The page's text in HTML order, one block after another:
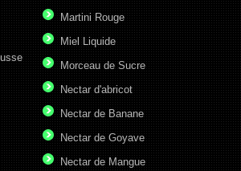
Martini Rouge
Miel Liquide
Morceau de Sucre
Nectar d'abricot
Nectar de Banane
Nectar de Goyave
Nectar de Mangue